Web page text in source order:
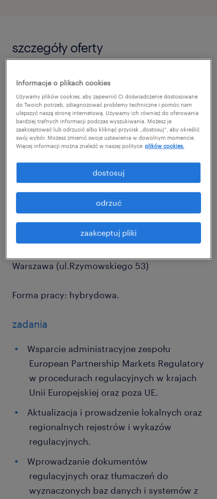
szczegóły oferty
rynkowych. Rola ta umożliwia zdobycie
praktycznego doświadczenia w strukturach
globalnej firmy farmaceutycznej oraz
poznanie międzynarodowych procedur
regulacyjnych. Program skierowany jest do
studentów wyższych lat oraz absolwentów
kierunków przyrodniczych i chemicznych,
którzy chcą rozwijać kompetencje w
regulowanym środowisku biznesowym.
Warszawa (ul.Rzymowskiego 53)
Forma pracy: hybrydowa.
zadania
Wsparcie administracyjne zespołu
European Partnership Markets Regulatory
w procedurach regulacyjnych w krajach
Unii Europejskiej oraz poza UE.
Aktualizacja i prowadzenie lokalnych oraz
regionalnych rejestrów i wykazów
regulacyjnych.
Wprowadzanie dokumentów
regulacyjnych oraz tłumaczeń do
wyznaczonych baz danych i systemów z
Informacje o plikach cookies
Używamy plików cookies, aby zapewnić Ci doświadczenie dostosowane
do Twoich potrzeb, zdiagnozować problemy techniczne i pomóc nam
ulepszyć naszą stronę internetową. Używamy ich również do oferowania
bardziej trafnych informacji podczas wyszukiwania. Możesz je
zaakceptować lub odrzucić albo kliknąć przycisk „dostosuj”, aby określić
swój wybór. Możesz zmienić swoje ustawienia w dowolnym momencie.
Więcej informacji można znaleźć w naszej polityce plików cookies.
zaakceptuj pliki
odrzuć
dostosuj